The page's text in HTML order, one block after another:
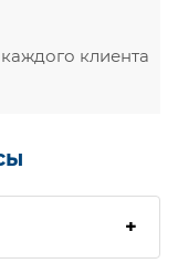
клиента
+